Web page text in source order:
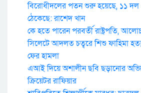
বিরোধীদলের পতন শুরু হয়েছে, ১১
ঠেকেছে: রাশেদ খান
কে হতে পারেন পরবর্তী রাষ্ট্রপতি,
সিলেটে আদলত চত্বরে শিশু ফাহিমা
ফের হামলা
এআই দিয়ে অশালীন ছবি ছড়ানোর
ক্রিয়েটর রাফিয়ার